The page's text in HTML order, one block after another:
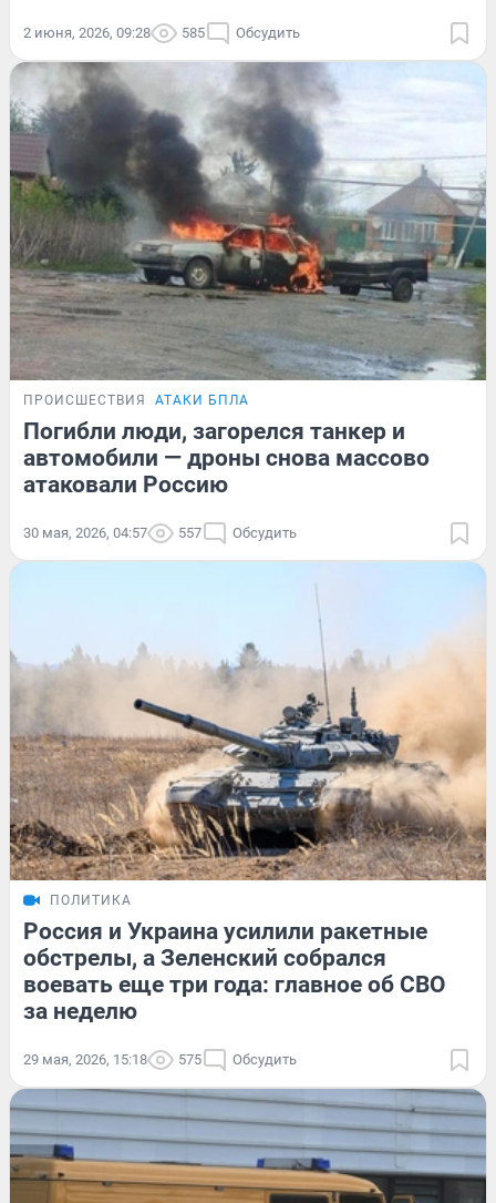
2 июня, 2026, 09:28 585 Обсудить
ПРОИСШЕСТВИЯ АТАКИ БПЛА
Погибли люди, загорелся танкер и
автомобили — дроны снова массово
атаковали Россию
30 мая, 2026, 04:57 557 Обсудить
ПОЛИТИКА
Россия и Украина усилили ракетные
обстрелы, а Зеленский собрался
воевать еще три года: главное об СВО
за неделю
29 мая, 2026, 15:18 575 Обсудить